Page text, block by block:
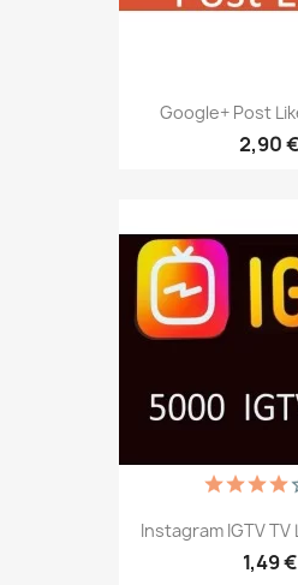
Google+ Post
2,90 €
Instagram IGTV TV
1,49 €